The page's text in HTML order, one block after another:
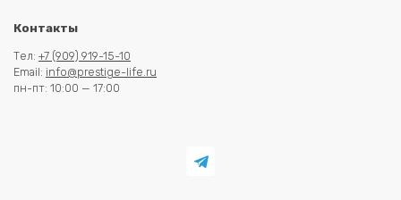
Контакты
Тел: +7 (909) 919-15-10
Email: info@prestige-life.ru
пн-пт: 10:00 — 17:00